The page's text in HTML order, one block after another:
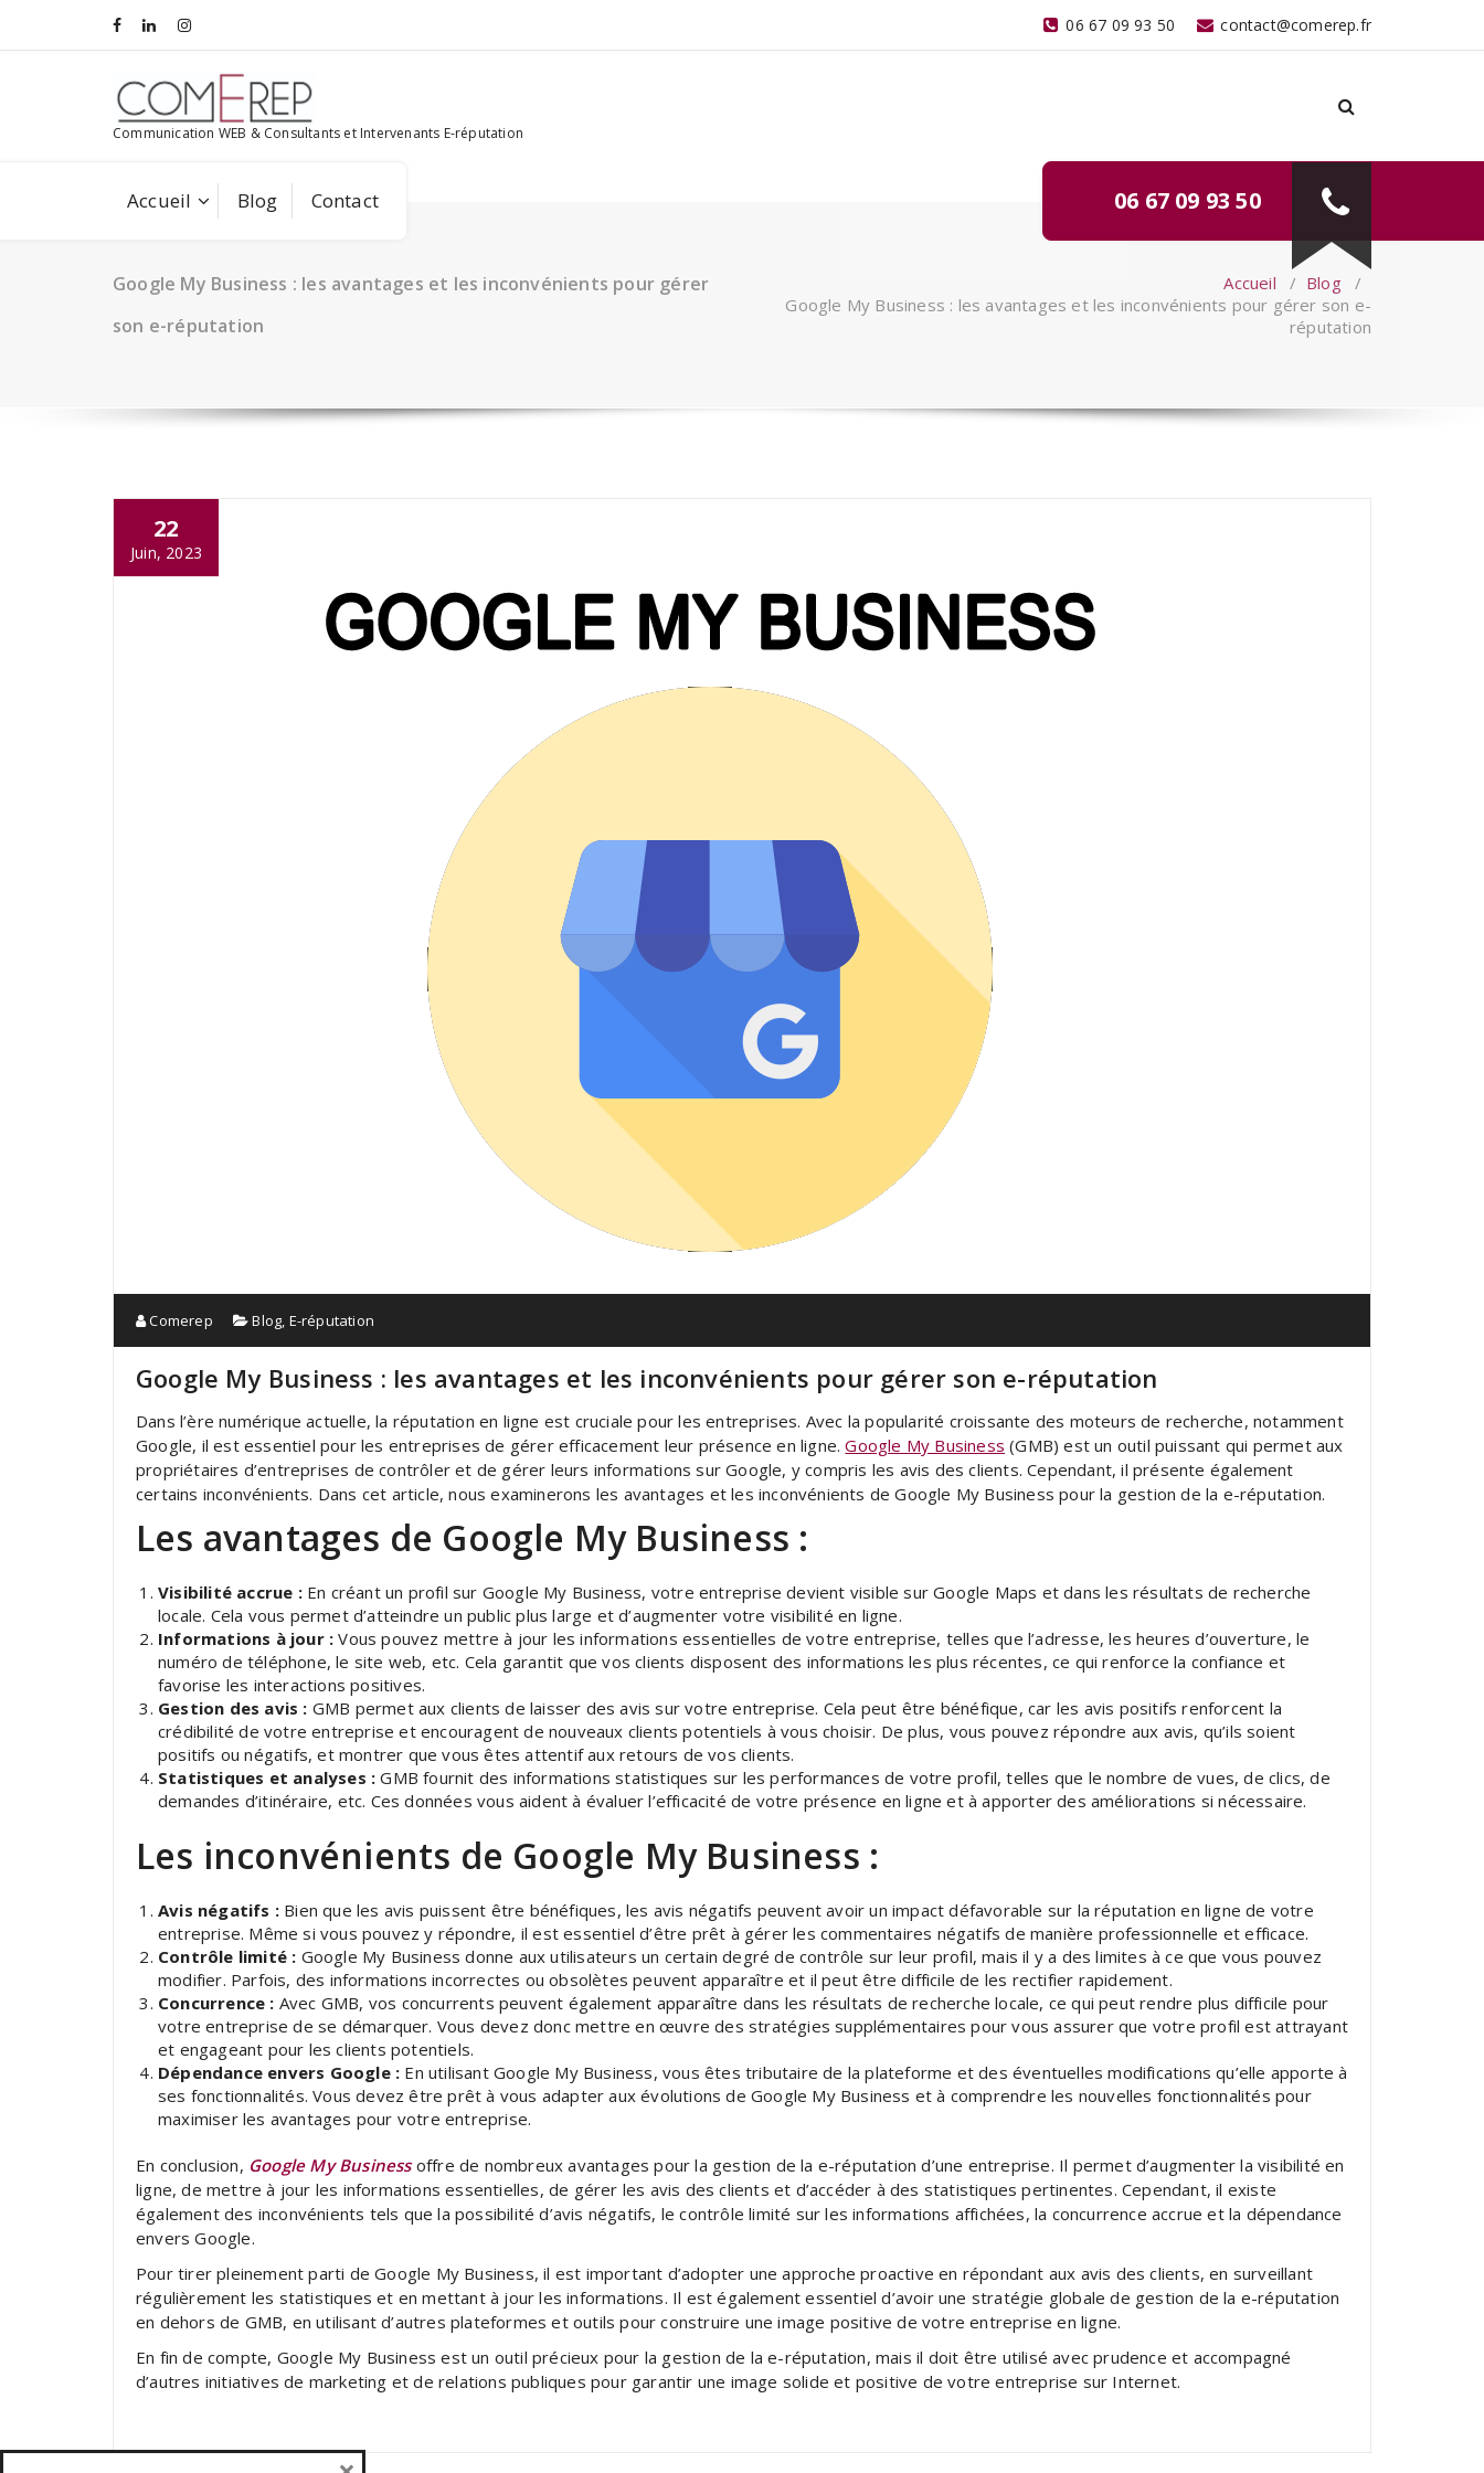
contenu
contact@comerep.fr
06 67 09 93 50
Communication WEB & Consultants et Intervenants E-réputation
Accueil Blog Contact 06 67 09 93 50
Google My Business : les avantages et les inconvénients pour gérer
son e-réputation
Accueil / Blog/
Google My Business : les avantages et les inconvénients pour gérer son e-
réputation
22
Juin, 2023
Comerep Blog, E-réputation
Google My Business : les avantages et les inconvénients pour gérer son e-réputation
Dans l’ère numérique actuelle, la réputation en ligne est cruciale pour les entreprises. Avec la popularité croissante des moteurs de recherche, notamment
Google, il est essentiel pour les entreprises de gérer efficacement leur présence en ligne.Google My Business (GMB) est un outil puissant qui permet aux
propriétaires d’entreprises de contrôler et de gérer leurs informations sur Google, y compris les avis des clients. Cependant, il présente également
certains inconvénients. Dans cet article, nous examinerons les avantages et les inconvénients de Google My Business pour la gestion de la e-réputation.
Les avantages de Google My Business :
Visibilité accrue :En créant un profil sur Google My Business, votre entreprise devient visible sur Google Maps et dans les résultats de recherche
locale. Cela vous permet d’atteindre un public plus large et d’augmenter votre visibilité en ligne.
Informations à jour : Vous pouvez mettre à jour les informations essentielles de votre entreprise, telles que l’adresse, les heures d’ouverture, le
numéro de téléphone, le site web, etc. Cela garantit que vos clients disposent des informations les plus récentes, ce qui renforce la confiance et
favorise les interactions positives.
Gestion des avis : GMB permet aux clients de laisser des avis sur votre entreprise. Cela peut être bénéfique, car les avis positifs renforcent la
crédibilité de votre entreprise et encouragent de nouveaux clients potentiels à vous choisir. De plus, vous pouvez répondre aux avis, qu’ils soient
positifs ou négatifs, et montrer que vous êtes attentif aux retours de vos clients.
Statistiques et analyses : GMB fournit des informations statistiques sur les performances de votre profil, telles que le nombre de vues, de clics, de
demandes d’itinéraire, etc. Ces données vous aident à évaluer l’efficacité de votre présence en ligne et à apporter des améliorations si nécessaire.
Les inconvénients de Google My Business :
Avis négatifs : Bien que les avis puissent être bénéfiques, les avis négatifs peuvent avoir un impact défavorable sur la réputation en ligne de votre
entreprise. Même si vous pouvez y répondre, il est essentiel d’être prêt à gérer les commentaires négatifs de manière professionnelle et efficace.
Contrôle limité : Google My Business donne aux utilisateurs un certain degré de contrôle sur leur profil, mais il y a des limites à ce que vous pouvez
modifier. Parfois, des informations incorrectes ou obsolètes peuvent apparaître et il peut être difficile de les rectifier rapidement.
Concurrence : Avec GMB, vos concurrents peuvent également apparaître dans les résultats de recherche locale, ce qui peut rendre plus difficile pour
votre entreprise de se démarquer. Vous devez donc mettre en œuvre des stratégies supplémentaires pour vous assurer que votre profil est attrayant
et engageant pour les clients potentiels.
Dépendance envers Google : En utilisant Google My Business, vous êtes tributaire de la plateforme et des éventuelles modifications qu’elle apporte à
ses fonctionnalités. Vous devez être prêt à vous adapter aux évolutions de Google My Business et à comprendre les nouvelles fonctionnalités pour
maximiser les avantages pour votre entreprise.
En conclusion, Google My Businessoffre de nombreux avantages pour la gestion de la e-réputation d’une entreprise. Il permet d’augmenter la visibilité en
ligne, de mettre à jour les informations essentielles, de gérer les avis des clients et d’accéder à des statistiques pertinentes. Cependant, il existe
également des inconvénients tels que la possibilité d’avis négatifs, le contrôle limité sur les informations affichées, la concurrence accrue et la dépendance
envers Google.
Pour tirer pleinement parti de Google My Business, il est important d’adopter une approche proactive en répondant aux avis des clients, en surveillant
régulièrement les statistiques et en mettant à jour les informations. Il est également essentiel d’avoir une stratégie globale de gestion de la e-réputation
en dehors de GMB, en utilisant d’autres plateformes et outils pour construire une image positive de votre entreprise en ligne.
En fin de compte, Google My Business est un outil précieux pour la gestion de la e-réputation, mais il doit être utilisé avec prudence et accompagné
d’autres initiatives de marketing et de relations publiques pour garantir une image solide et positive de votre entreprise sur Internet.